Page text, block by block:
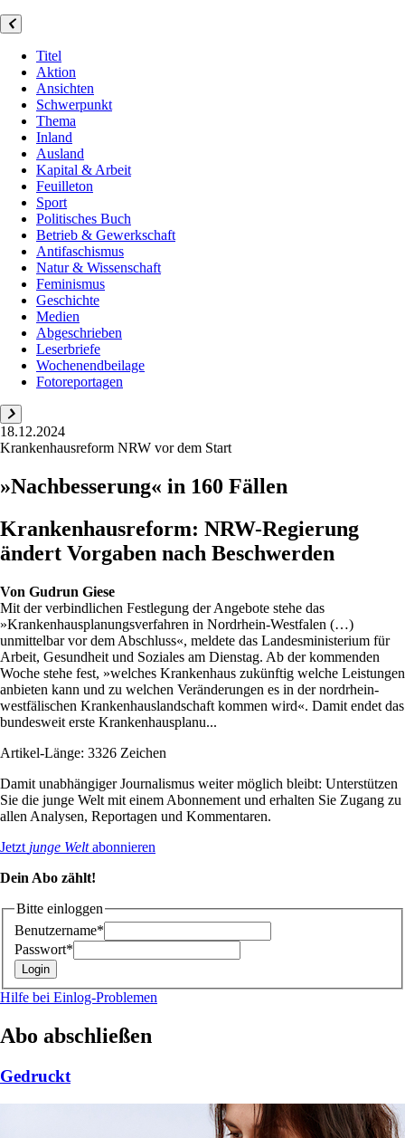
Titel
Aktion
Ansichten
Schwerpunkt
Thema
Inland
Ausland
Kapital & Arbeit
Feuilleton
Sport
Politisches Buch
Betrieb & Gewerkschaft
Antifaschismus
Natur & Wissenschaft
Feminismus
Geschichte
Medien
Abgeschrieben
Leserbriefe
Wochenendbeilage
Fotoreportagen
18.12.2024
Krankenhausreform NRW vor dem Start
»Nachbesserung« in 160 Fällen
Krankenhausreform: NRW-Regierung
ändert Vorgaben nach Beschwerden
Von Gudrun Giese
Mit der verbindlichen Festlegung der Angebote stehe das
»Krankenhausplanungsverfahren in Nordrhein-Westfalen (…)
unmittelbar vor dem Abschluss«, meldete das Landesministerium für
Arbeit, Gesundheit und Soziales am Dienstag. Ab der kommenden
Woche stehe fest, »welches Krankenhaus zukünftig welche Leistungen
anbieten kann und zu welchen Veränderungen es in der nordrhein-
westfälischen Krankenhauslandschaft kommen wird«. Damit endet das
bundesweit erste Krankenhausplanu...
Artikel-Länge: 3326 Zeichen
Damit unabhängiger Journalismus weiter möglich bleibt: Unterstützen
Sie die junge Welt mit einem Abonnement und erhalten Sie Zugang zu
allen Analysen, Reportagen und Kommentaren.
Jetzt junge Weltabonnieren
Dein Abo zählt!
Bitte einloggen
Benutzername*
Passwort*
Hilfe bei Einlog-Problemen
Abo abschließen
Gedruckt